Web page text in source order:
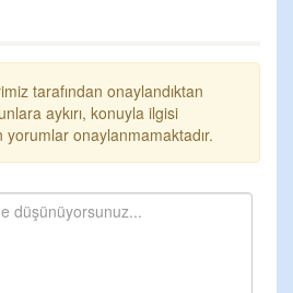
tarafından onaylandıktan
aykırı, konuyla ilgisi
onaylanmamaktadır.